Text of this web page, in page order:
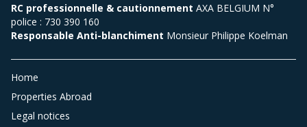
RC professionnelle & cautionnement AXA BELGIUM N°
police : 730 390 160
Responsable Anti-blanchiment Monsieur Philippe Koelman
Home
Properties Abroad
Legal notices